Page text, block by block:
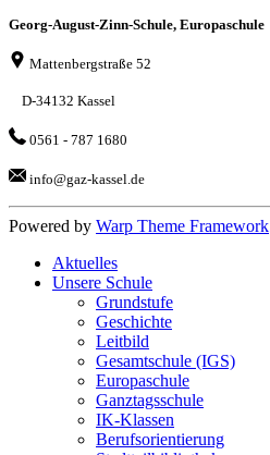
Georg-August-Zinn-Schule, Europaschule
Mattenbergstraße 52
D-34132 Kassel
0561 - 787 1680
info@gaz-kassel.de
Powered by Warp Theme Framework
Aktuelles
Unsere Schule
Grundstufe
Geschichte
Leitbild
Gesamtschule (IGS)
Europaschule
Ganztagsschule
IK-Klassen
Berufsorientierung